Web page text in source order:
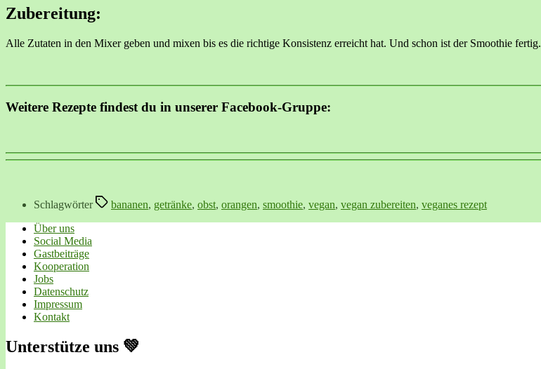
Zubereitung:
Alle Zutaten in den Mixer geben und mixen bis es die richtige Konsistenz erreicht hat. Und schon ist der Smoothie fertig.
Weitere Rezepte findest du in unserer Facebook-Gruppe:
Schlagwörter bananen, getränke, obst, orangen, smoothie, vegan, vegan zubereiten, veganes rezept
Über uns
Social Media
Gastbeiträge
Kooperation
Jobs
Datenschutz
Impressum
Kontakt
Unterstütze uns 💚